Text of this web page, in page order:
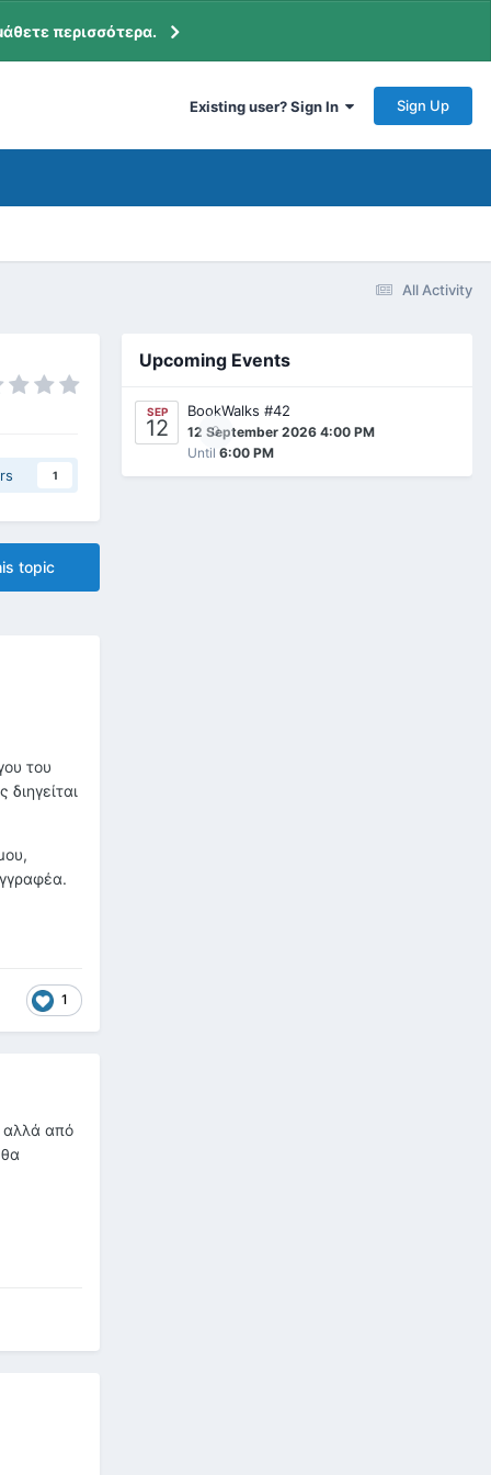
περισσότερα.
Existing user? Sign In Sign Up
All Activity
1
topic
του
1
από
Upcoming Events
SEP
12 0
BookWalks #42
12 September 2026 4:00 PM
Until 6:00 PM